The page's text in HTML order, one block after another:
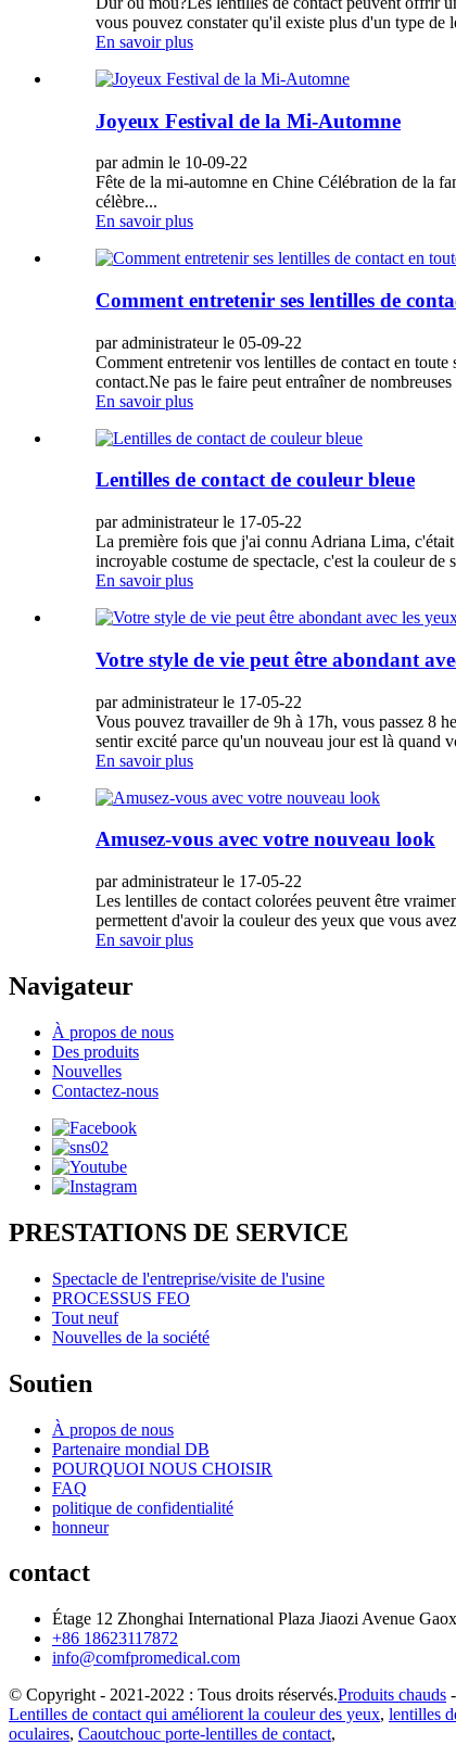
vous pouvez constater qu'il existe plus d'un type
En savoir plus
Joyeux Festival de la Mi-Automne
par admin le 10-09-22
Fête de la mi-automne en Chine Célébration de la
célèbre...
En savoir plus
Comment entretenir ses lentilles de
par administrateur le 05-09-22
Comment entretenir vos lentilles de contact en
contact.Ne pas le faire peut entraîner de
En savoir plus
Lentilles de contact de couleur bleue
par administrateur le 17-05-22
La première fois que j'ai connu Adriana Lima,
incroyable costume de spectacle, c'est la couleur
En savoir plus
Votre style de vie peut être abondant
par administrateur le 17-05-22
Vous pouvez travailler de 9h à 17h, vous passez 8
sentir excité parce qu'un nouveau jour est là quand
En savoir plus
Amusez-vous avec votre nouveau look
par administrateur le 17-05-22
Les lentilles de contact colorées peuvent être
permettent d'avoir la couleur des yeux que vous
En savoir plus
Navigateur
À propos de nous
Des produits
Nouvelles
Contactez-nous
PRESTATIONS DE SERVICE
Spectacle de l'entreprise/visite de l'usine
PROCESSUS FEO
Tout neuf
Nouvelles de la société
Soutien
À propos de nous
Partenaire mondial DB
POURQUOI NOUS CHOISIR
FAQ
politique de confidentialité
honneur
contact
Étage 12 Zhonghai International Plaza Jiaozi Avenue
+86 18623117872
info@comfpromedical.com
© Copyright - 2021-2022 : Tous droits réservés.Produits chauds -
Lentilles de contact qui améliorent la couleur des yeux, lentilles
oculaires, Caoutchouc porte-lentilles de contact,